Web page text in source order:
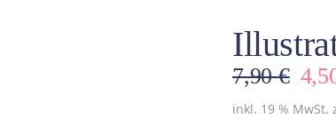
7,90€
Preis
inkl. 19 % MwSt.